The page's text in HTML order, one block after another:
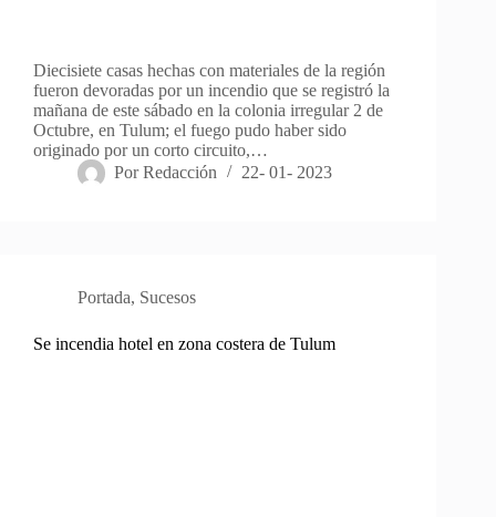
Diecisiete casas hechas con materiales de la región
fueron devoradas por un incendio que se registró la
mañana de este sábado en la colonia irregular 2 de
Octubre, en Tulum; el fuego pudo haber sido
originado por un corto circuito,…
Por Redacción 22- 01- 2023
Portada, Sucesos
Se incendia hotel en zona costera de Tulum